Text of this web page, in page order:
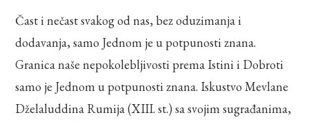
Čast i nečast svakog od nas, bez oduzimanja i
dodavanja, samo Jednom je u potpunosti znana.
Granica naše nepokolebljivosti prema Istini i Dobroti
samo je Jednom u potpunosti znana. Iskustvo Mevlane
Dželaluddina Rumija (XIII. st.) sa svojim sugrađanima,